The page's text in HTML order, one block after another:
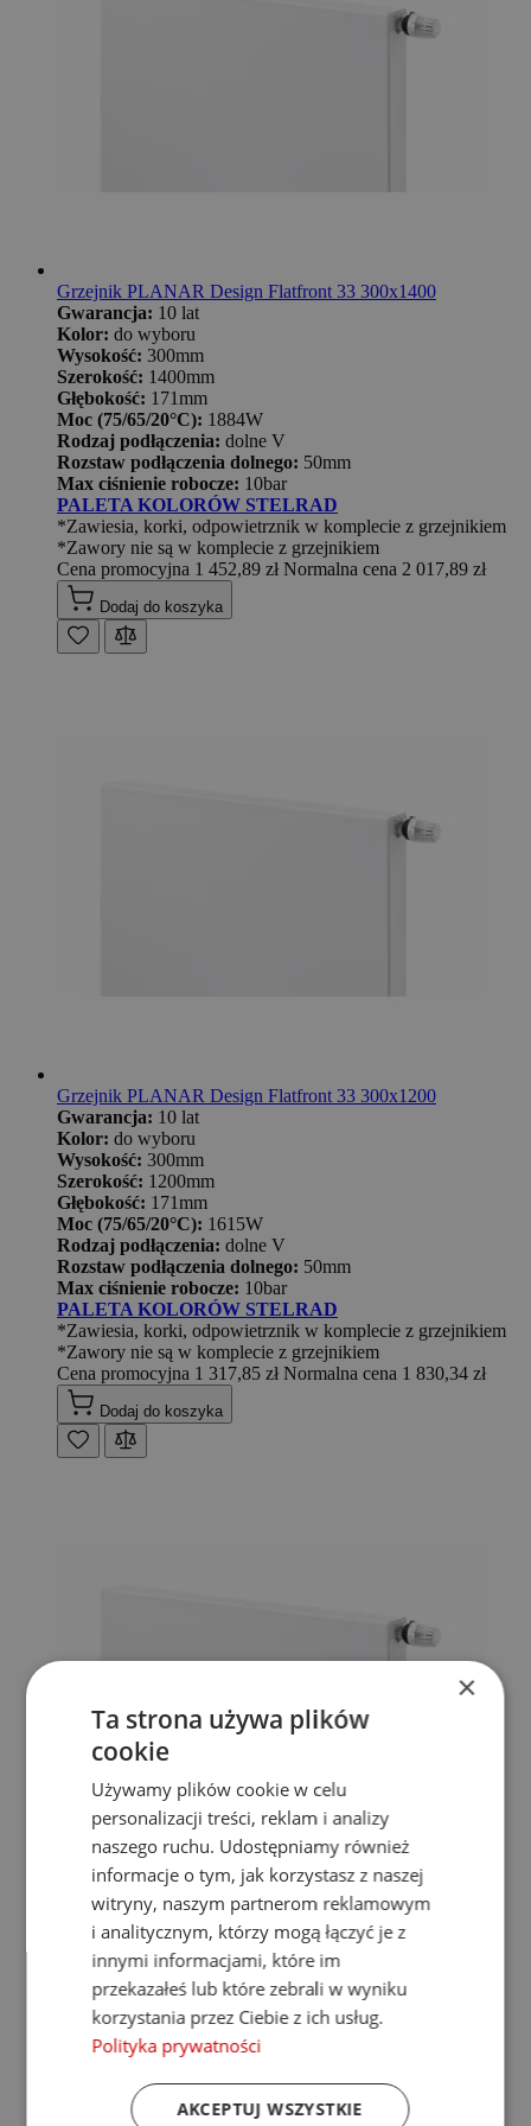
Grzejnik PLANAR Design Flatfront 33 300x1400
Gwarancja: 10 lat
Kolor: do wyboru
Wysokość: 300mm
Szerokość: 1400mm
Głębokość: 171mm
Moc (75/65/20°C): 1884W
Rodzaj podłączenia: dolne V
Rozstaw podłączenia dolnego: 50mm
Max ciśnienie robocze: 10bar
PALETA KOLORÓW STELRAD
*Zawiesia, korki, odpowietrznik w komplecie z grzejnikiem
*Zawory nie są w komplecie z grzejnikiem
Cena promocyjna 1 452,89 zł Normalna cena 2 017,89 zł
Dodaj do koszyka
Grzejnik PLANAR Design Flatfront 33 300x1200
Gwarancja: 10 lat
Kolor: do wyboru
Wysokość: 300mm
Szerokość: 1200mm
Głębokość: 171mm
Moc (75/65/20°C): 1615W
Rodzaj podłączenia: dolne V
Rozstaw podłączenia dolnego: 50mm
Max ciśnienie robocze: 10bar
PALETA KOLORÓW STELRAD
*Zawiesia, korki, odpowietrznik w komplecie z grzejnikiem
*Zawory nie są w komplecie z grzejnikiem
Cena promocyjna 1 317,85 zł Normalna cena 1 830,34 zł
Dodaj do koszyka
Grzejnik PLANAR Design Flatfront 33 300x1100
Gwarancja:
Kolor:do wyboru
Wysokość:300mm
Szerokość:1100mm
Głębokość:
171mm
Moc (75/65/20°C):1481W
Rodzaj podłączenia:dolne V
Max ciśnienie robocze:
PALETA KOLORÓW STELRAD
×
Ta strona używa plików
cookie
Używamy plików cookie w celu
personalizacji treści, reklam i analizy
naszego ruchu. Udostępniamy również
informacje o tym, jak korzystasz z naszej
witryny, naszym partnerom reklamowym
i analitycznym, którzy mogą łączyć je z
innymi informacjami, które im
przekazałeś lub które zebrali w wyniku
korzystania przez Ciebie z ich usług.
Polityka prywatności
AKCEPTUJ WSZYSTKIE